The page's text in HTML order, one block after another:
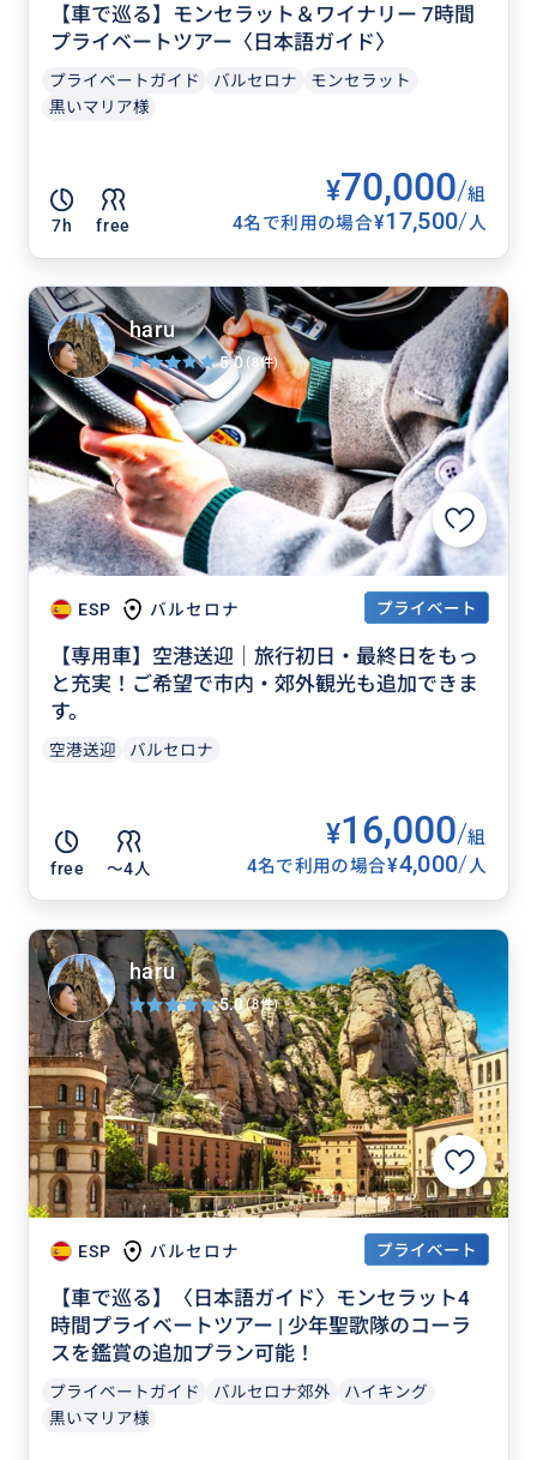
【車で巡る】モンセラット＆ワイナリー 7時間
プライベートツアー〈日本語ガイド〉
プライベートガイド バルセロナ
モンセラット
黒いマリア様
7h free
¥70,000/組
4名で利用の場合¥17,500/人
ESP バルセロナ プライベート
【専用車】空港送迎｜旅行初日・最終日をもっ
と充実！ご希望で市内・郊外観光も追加できま
す。
空港送迎 バルセロナ
free 〜4人
¥16,000/組
4名で利用の場合¥4,000/人
haru
5.0(8件)
ESP バルセロナ プライベート
【車で巡る】〈日本語ガイド〉モンセラット4
時間プライベートツアー | 少年聖歌隊のコーラ
スを鑑賞の追加プラン可能！
プライベートガイド バルセロナ郊外
ハイキング
黒いマリア様
haru
5.0(8件)